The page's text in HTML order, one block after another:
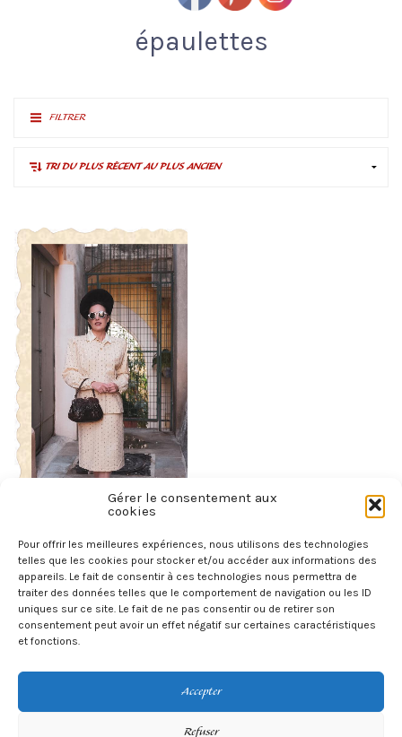
Gérer le consentement aux
cookies
Pour offrir les meilleures expériences, nous utilisons des technologies
telles que les cookies pour stocker et/ou accéder aux informations des
appareils. Le fait de consentir à ces technologies nous permettra de
traiter des données telles que le comportement de navigation ou les ID
uniques sur ce site. Le fait de ne pas consentir ou de retirer son
consentement peut avoir un effet négatif sur certaines caractéristiques
et fonctions.
Accepter
Refuser
épaulettes
FILTRER
Tailleur jupe vintage des
années 1940, en laine
crème à motif marron ,
Hixons Milwaukee, made
in USA
250,00€